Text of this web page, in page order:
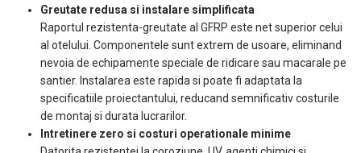
Greutate redusa si instalare simplificata
Raportul rezistenta-greutate al GFRP este net superior celui
al otelului. Componentele sunt extrem de usoare, eliminand
nevoia de echipamente speciale de ridicare sau macarale pe
santier. Instalarea este rapida si poate fi adaptata la
specificatiile proiectantului, reducand semnificativ costurile
de montaj si durata lucrarilor.
Intretinere zero si costuri operationale minime